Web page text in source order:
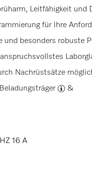
Leitfähigkeit und
für Ihre
und besonders robuste
Nachrüstsätze
&
16 A